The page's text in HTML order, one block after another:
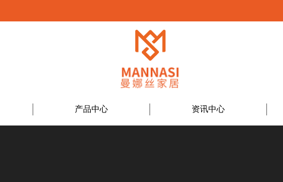
产品中心 资讯中心